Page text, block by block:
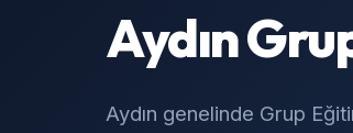
Aydın
Aydın genelinde Grup